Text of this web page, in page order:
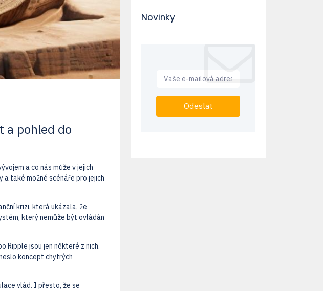
a pohled do
a co nás může v jejich
také možné scénáře pro jejich
krizi, která ukázala, že
který nemůže být ovládán
Ripple jsou jen některé z nich.
koncept chytrých
vlád. I přesto, že se
Novinky
Odeslat